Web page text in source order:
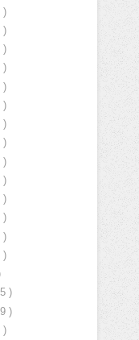
)
)
)
)
)
)
)
)
)
)
)
)
)
)
)
)
)